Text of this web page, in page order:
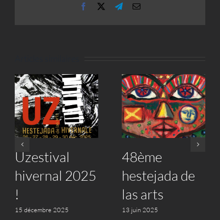
Facebook TelegramEmail
Uzestival de
printemps
2025
28 mars 2025
Adhésions
2025
21 mars 2025